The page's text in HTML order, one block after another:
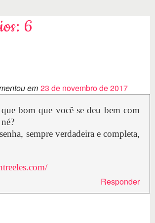
6
em 23 de novembro de 2017
bom que você se deu bem com
sempre verdadeira e completa,
Responder